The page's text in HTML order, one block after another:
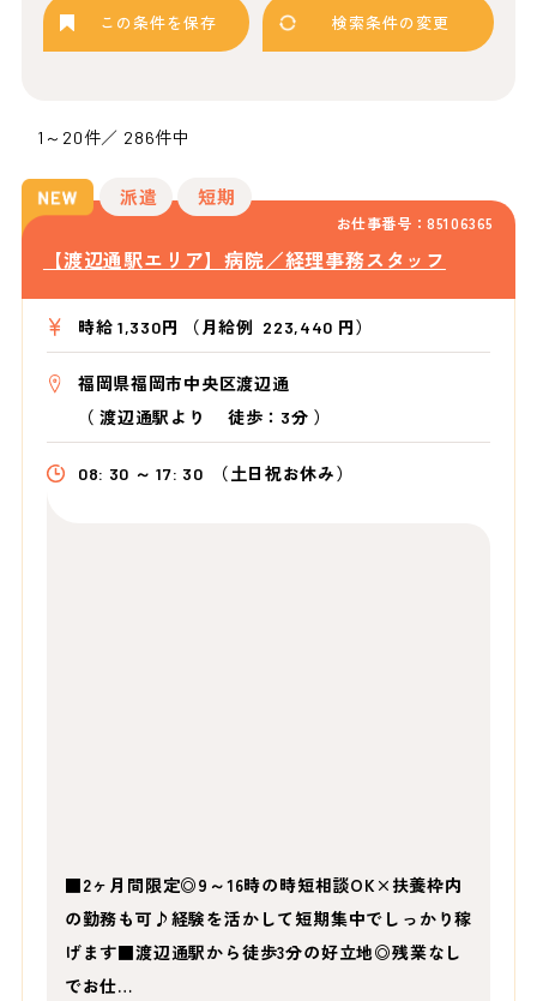
この条件を保存 検索条件の変更
1～20件／ 286件中
お仕事番号：85106365
派遣 短期
【渡辺通駅エリア】病院／経理事務スタッフ
時給 1,330円 （月給例 223,440 円）
福岡県福岡市中央区渡辺通
（渡辺通駅より 徒歩：3分 ）
08: 30 ～ 17: 30 （土日祝お休み）
■2ヶ月間限定◎9～16時の時短相談OK×扶養枠内
の勤務も可♪経験を活かして短期集中でしっかり稼
げます■渡辺通駅から徒歩3分の好立地◎残業なし
でお仕…